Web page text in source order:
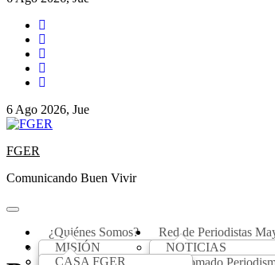
6 Ago 2026, Jue
FGER
Comunicando Buen Vivir
¿Quiénes Somos?
MISIÓN
VISION
Red de Periodistas
NOTICIAS
REPORTAJES
Alojamiento y centros de capacitación
CASA FGER